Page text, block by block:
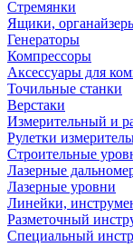
Стремянки
Ящики,
Генераторы
Компрессоры
Аксессуары для
Точильные станки
Верстаки
Измерительный и
Рулетки
Строительные
Лазерные
Лазерные уровни
Линейки,
Разметочный
Специальный